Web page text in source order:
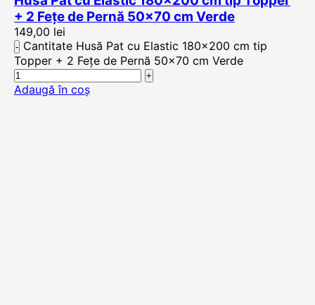
+ 2 Fețe de Pernă 50×70 cm Verde
149,00 lei
Cantitate Husă Pat cu Elastic 180x200 cm tip
Topper + 2 Fețe de Pernă 50x70 cm Verde
Adaugă în coș